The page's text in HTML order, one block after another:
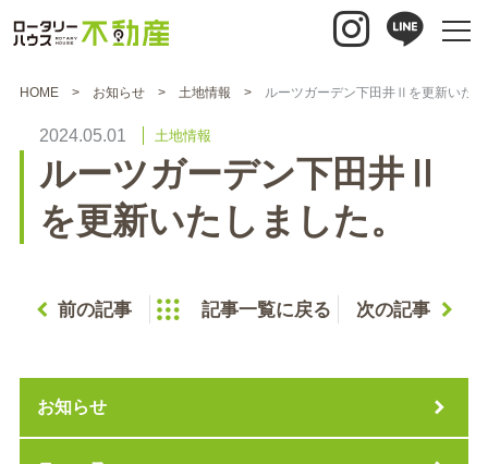
HOME お知らせ 土地情報 ルーツガーデン下田井Ⅱを更新いた
2024.05.01 土地情報
ルーツガーデン下田井Ⅱ
を更新いたしました。
前の記事 記事一覧に戻る 次の記事
お知らせ